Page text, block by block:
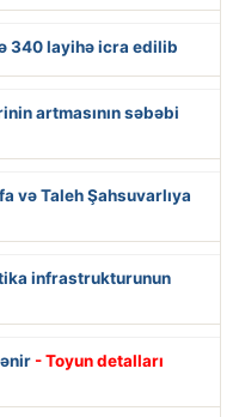
340 layihə icra edilib
artmasının səbəbi
və Taleh Şahsuvarlıya
infrastrukturunun
- Toyun detalları